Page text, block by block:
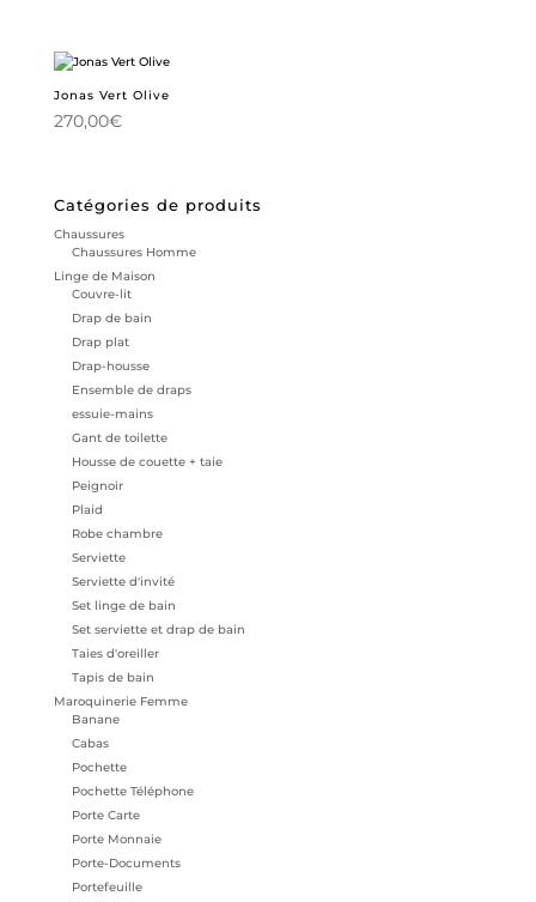
Jonas Vert Olive
270,00€
Catégories de produits
Chaussures
Chaussures Homme
Linge de Maison
Couvre-lit
Drap de bain
Drap plat
Drap-housse
Ensemble de draps
essuie-mains
Gant de toilette
Housse de couette + taie
Peignoir
Plaid
Robe chambre
Serviette
Serviette d'invité
Set linge de bain
Set serviette et drap de bain
Taies d'oreiller
Tapis de bain
Maroquinerie Femme
Banane
Cabas
Pochette
Pochette Téléphone
Porte Carte
Porte Monnaie
Porte-Documents
Portefeuille